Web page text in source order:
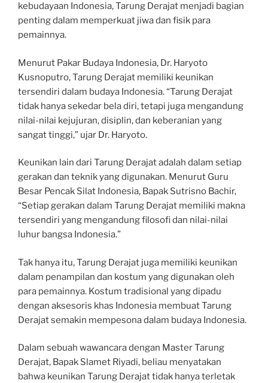
kebudayaan Indonesia, Tarung Derajat menjadi bagian
penting dalam memperkuat jiwa dan fisik para
pemainnya.
Menurut Pakar Budaya Indonesia, Dr. Haryoto
Kusnoputro, Tarung Derajat memiliki keunikan
tersendiri dalam budaya Indonesia. “Tarung Derajat
tidak hanya sekedar bela diri, tetapi juga mengandung
nilai-nilai kejujuran, disiplin, dan keberanian yang
sangat tinggi,” ujar Dr. Haryoto.
Keunikan lain dari Tarung Derajat adalah dalam setiap
gerakan dan teknik yang digunakan. Menurut Guru
Besar Pencak Silat Indonesia, Bapak Sutrisno Bachir,
“Setiap gerakan dalam Tarung Derajat memiliki makna
tersendiri yang mengandung filosofi dan nilai-nilai
luhur bangsa Indonesia.”
Tak hanya itu, Tarung Derajat juga memiliki keunikan
dalam penampilan dan kostum yang digunakan oleh
para pemainnya. Kostum tradisional yang dipadu
dengan aksesoris khas Indonesia membuat Tarung
Derajat semakin mempesona dalam budaya Indonesia.
Dalam sebuah wawancara dengan Master Tarung
Derajat, Bapak Slamet Riyadi, beliau menyatakan
bahwa keunikan Tarung Derajat tidak hanya terletak